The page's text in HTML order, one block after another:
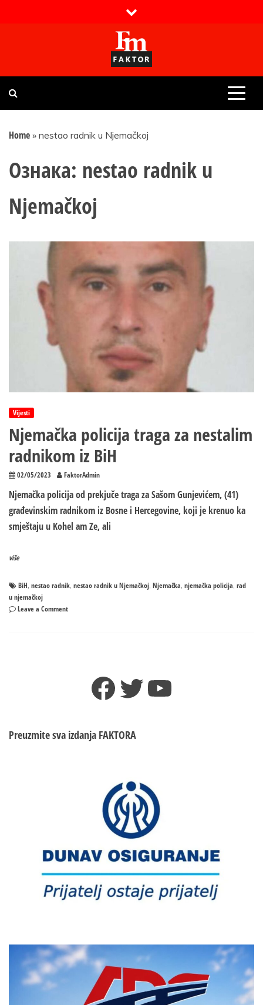
Faktor magazin
Uvijek presudan
Home » nestao radnik u Njemačkoj
Ознака: nestao radnik u
Njemačkoj
Vijesti
Njemačka policija traga za nestalim
radnikom iz BiH
02/05/2023 FaktorAdmin
Njemačka policija od prekjuče traga za Sašom Gunjevićem, (41)
građevinskim radnikom iz Bosne i Hercegovine, koji je krenuo ka
smještaju u Kohel am Ze, ali
više
BiH, nestao radnik, nestao radnik u Njemačkoj, Njemačka, njemačka policija, rad
u njemačkoj
Leave a Commenton
radnikomFacebook
TwitterYouTube
Preuzmite sva izdanja FAKTORA